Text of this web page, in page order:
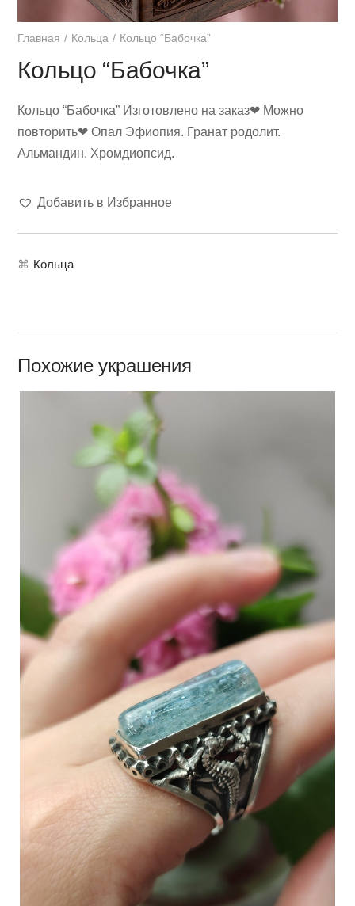
Главная Кольца Кольцо “Бабочка”
Кольцо “Бабочка”
Кольцо “Бабочка” Изготовлено на заказ❤ Можно
повторить❤ Опал Эфиопия. Гранат родолит.
Альмандин. Хромдиопсид.
Добавить в Избранное
⌘ Кольца
Похожие украшения